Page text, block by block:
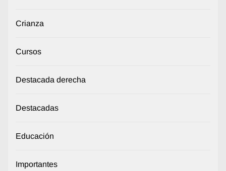
Crianza
Cursos
Destacada derecha
Destacadas
Educación
Importantes